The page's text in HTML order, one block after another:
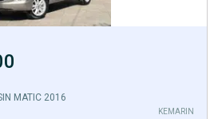
MATIC 2016
KEMARIN